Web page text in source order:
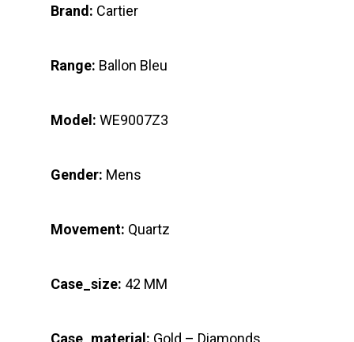
Brand: Cartier
Range: Ballon Bleu
Model: WE9007Z3
Gender: Mens
Movement: Quartz
Case_size: 42 MM
Case_material: Gold – Diamonds